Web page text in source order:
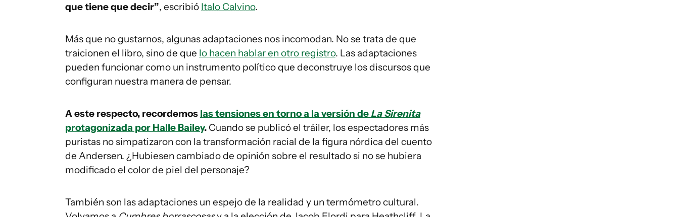
que tiene que decir”, escribió Italo Calvino.
Más que no gustarnos, algunas adaptaciones nos incomodan. No se trata de que
traicionen el libro, sino de que lo hacen hablar en otro registro. Las adaptaciones
pueden funcionar como un instrumento político que deconstruye los discursos que
configuran nuestra manera de pensar.
A este respecto, recordemos las tensiones en torno a la versión de La Sirenita
protagonizada por Halle Bailey. Cuando se publicó el tráiler, los espectadores más
puristas no simpatizaron con la transformación racial de la figura nórdica del cuento
de Andersen. ¿Hubiesen cambiado de opinión sobre el resultado si no se hubiera
modificado el color de piel del personaje?
También son las adaptaciones un espejo de la realidad y un termómetro cultural.